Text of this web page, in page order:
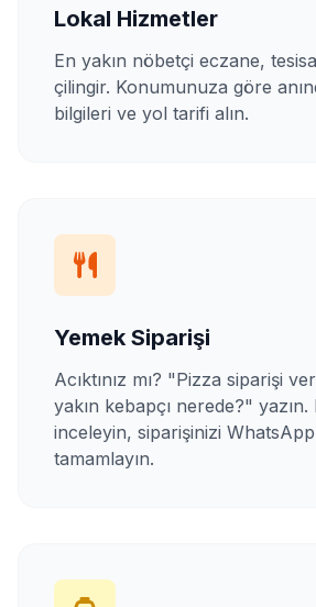
Lokal Hizmetler
En yakın nöbetçi eczane,
çilingir. Konumunuza göre
bilgileri ve yol tarifi alın.
Yemek Siparişi
Acıktınız mı? "Pizza siparişi
yakın kebapçı nerede?"
inceleyin, siparişinizi
tamamlayın.